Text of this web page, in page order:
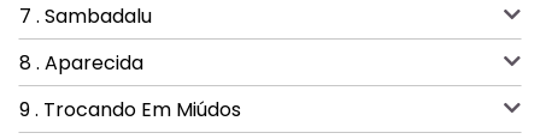
7 . Sambadalu
8 . Aparecida
9 . Trocando Em Miúdos